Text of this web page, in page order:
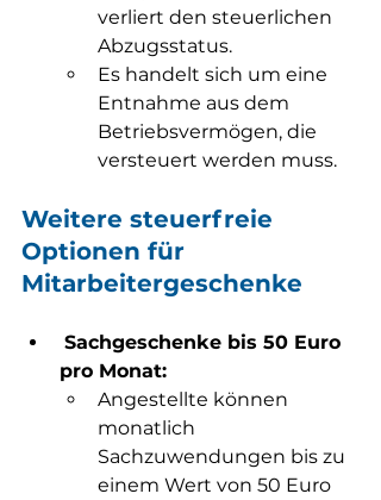
verliert den steuerlichen
Abzugsstatus.
Es handelt sich um eine
Entnahme aus dem
Betriebsvermögen, die
versteuert werden muss.
Weitere steuerfreie
Optionen für
Mitarbeitergeschenke
Sachgeschenke bis 50 Euro
pro Monat:
Angestellte können
monatlich
Sachzuwendungen bis zu
einem Wert von 50 Euro